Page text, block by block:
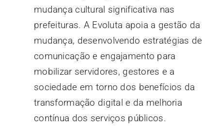
mudança cultural significativa nas
prefeituras. A Evoluta apoia a gestão da
mudança, desenvolvendo estratégias de
comunicação e engajamento para
mobilizar servidores, gestores e a
sociedade em torno dos benefícios da
transformação digital e da melhoria
contínua dos serviços públicos.